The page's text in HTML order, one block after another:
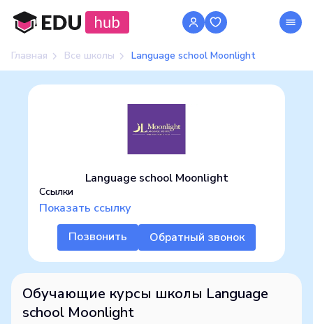
Главная Все школы Language school Moonlight
Обучающие курсы школы Language
school Moonlight
Language school Moonlight
Ссылки
Показать ссылку
Позвонить
Обратный звонок